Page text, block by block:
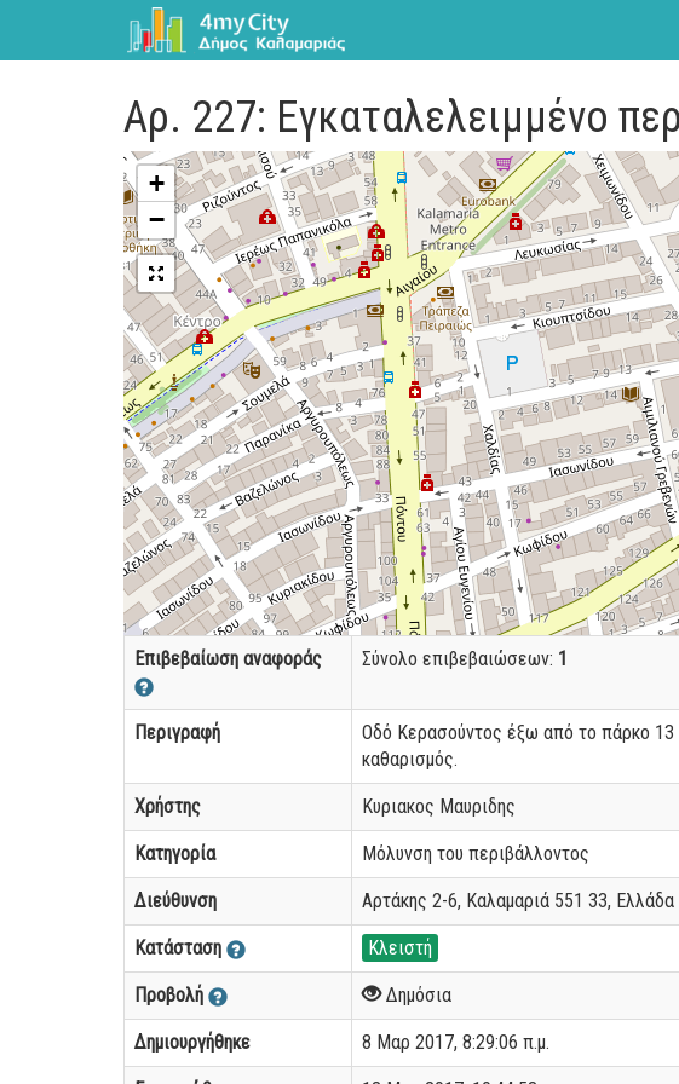
Αρ. 227: Εγκαταλελειμμένο
+
−
Επιβεβαίωση αναφοράς Σύνολο επιβεβαιώσεων: 1
Περιγραφή
Οδό Κερασούντος έξω από το πάρκο 13
καθαρισμός.
Χρήστης Κυριακος Μαυριδης
Κατηγορία Μόλυνση του περιβάλλοντος
Διεύθυνση Αρτάκης 2-6, Καλαμαριά 551 33, Ελλάδα
Κατάσταση Κλειστή
Προβολή Δημόσια
Δημιουργήθηκε 8 Μαρ 2017, 8:29:06 π.μ.